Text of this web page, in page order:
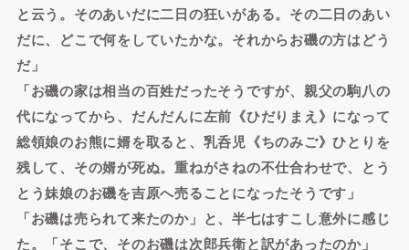
と云う。そのあいだに二日の狂いがある。その二日のあい
だに、どこで何をしていたかな。それからお磯の方はどう
だ」
「お磯の家は相当の百姓だったそうですが、親父の駒八の
代になってから、だんだんに左前《ひだりまえ》になって
総領娘のお熊に婿を取ると、乳呑児《ちのみご》ひとりを
残して、その婿が死ぬ。重ねがさねの不仕合わせで、とう
とう妹娘のお磯を吉原へ売ることになったそうです」
「お磯は売られて来たのか」と、半七はすこし意外に感じ
た。「そこで、そのお磯は次郎兵衛と訳があったのか」